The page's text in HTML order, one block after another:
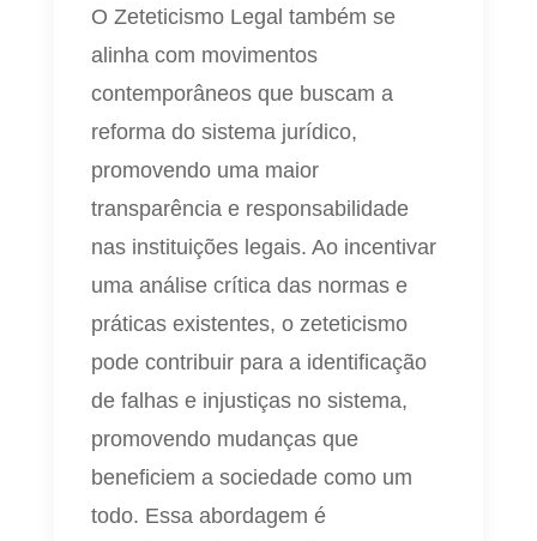
O Zeteticismo Legal também se
alinha com movimentos
contemporâneos que buscam a
reforma do sistema jurídico,
promovendo uma maior
transparência e responsabilidade
nas instituições legais. Ao incentivar
uma análise crítica das normas e
práticas existentes, o zeteticismo
pode contribuir para a identificação
de falhas e injustiças no sistema,
promovendo mudanças que
beneficiem a sociedade como um
todo. Essa abordagem é